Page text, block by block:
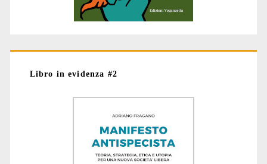
Libro in evidenza #2